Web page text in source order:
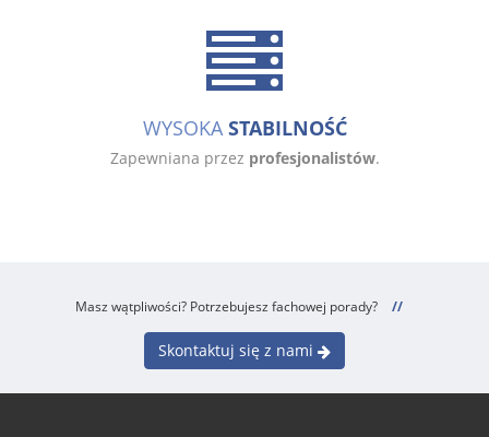
WYSOKASTABILNOŚĆ
Zapewniana przez profesjonalistów.
Masz wątpliwości? Potrzebujesz fachowej porady? //
Skontaktuj się z nami